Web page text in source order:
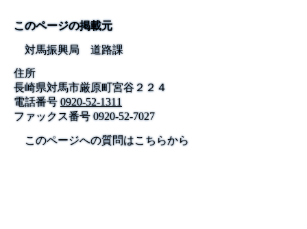
このページの掲載元
対馬振興局 道路課
住所
長崎県対馬市厳原町宮谷２２４
電話番号 0920-52-1311
ファックス番号0920-52-7027
このページへの質問はこちらから